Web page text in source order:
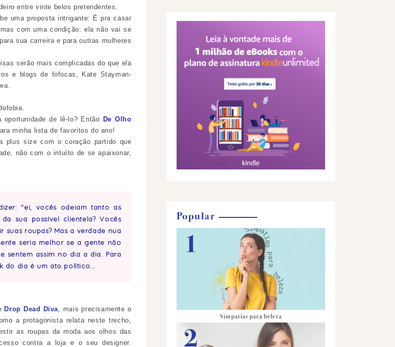
entre vinte belos pretendentes.
uma proposta intrigante: É pra casar
com uma condição: ela não vai se
sua carreira e para outras mulheres
serão mais complicadas do que ela
e blogs de fofocas, Kate Stayman-
de lê-lo? Então De Olho
minha lista de favoritos do ano!
plus size com o coração partido que
não com o intuíto de se apaixonar,
"ei, vocês odeiam tanto as
sua possível clientela? Vocês
suas roupas? Mas a verdade nua
seria melhor se a gente não
sentem assim no dia a dia. Para
do dia é um ato político...
Drop Dead Diva , mais precisamente o
a protagonista relata neste trecho,
as roupas da moda aos olhos das
contra a loja e o seu designer.
Popular
Simpatias para beleza